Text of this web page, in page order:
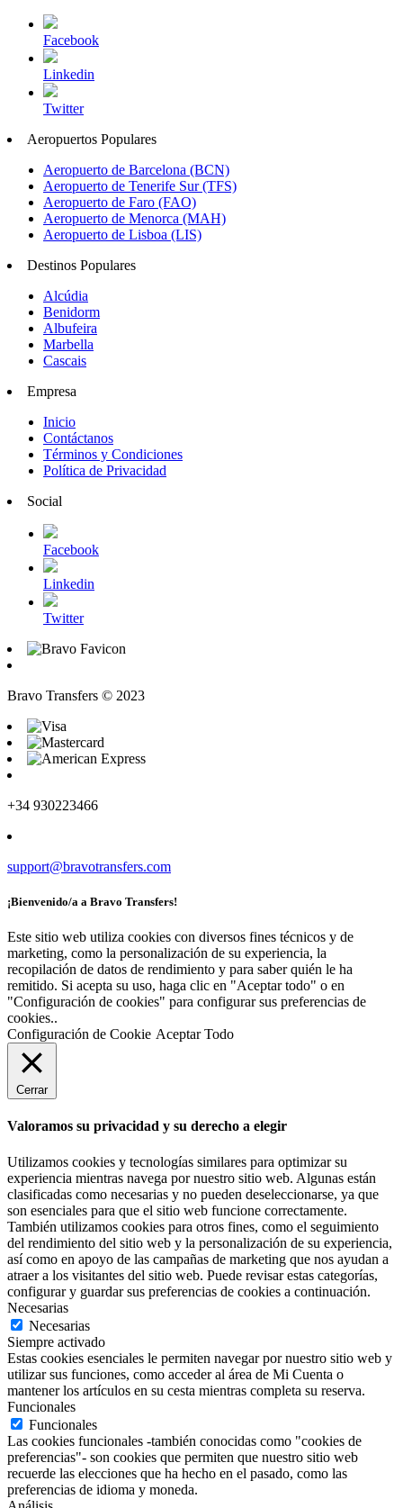
Facebook
Linkedin
Twitter
Aeropuertos Populares
Aeropuerto de Barcelona (BCN)
Aeropuerto de Tenerife Sur (TFS)
Aeropuerto de Faro (FAO)
Aeropuerto de Menorca (MAH)
Aeropuerto de Lisboa (LIS)
Destinos Populares
Alcúdia
Benidorm
Albufeira
Marbella
Cascais
Empresa
Inicio
Contáctanos
Términos y Condiciones
Política de Privacidad
Social
Facebook
Linkedin
Twitter
Bravo Transfers © 2023
+34 930223466
support@bravotransfers.com
¡Bienvenido/a a Bravo Transfers!
Este sitio web utiliza cookies con diversos fines técnicos y de
marketing, como la personalización de su experiencia, la
recopilación de datos de rendimiento y para saber quién le ha
remitido. Si acepta su uso, haga clic en "Aceptar todo" o en
"Configuración de cookies" para configurar sus preferencias de
cookies..
Configuración de Cookie Aceptar Todo
Cerrar
Valoramos su privacidad y su derecho a elegir
Utilizamos cookies y tecnologías similares para optimizar su
experiencia mientras navega por nuestro sitio web. Algunas están
clasificadas como necesarias y no pueden deseleccionarse, ya que
son esenciales para que el sitio web funcione correctamente.
También utilizamos cookies para otros fines, como el seguimiento
del rendimiento del sitio web y la personalización de su experiencia,
así como en apoyo de las campañas de marketing que nos ayudan a
atraer a los visitantes del sitio web. Puede revisar estas categorías,
configurar y guardar sus preferencias de cookies a continuación.
Necesarias
Necesarias
Siempre activado
Estas cookies esenciales le permiten navegar por nuestro sitio web y
utilizar sus funciones, como acceder al área de Mi Cuenta o
mantener los artículos en su cesta mientras completa su reserva.
Funcionales
Funcionales
Las cookies funcionales -también conocidas como "cookies de
preferencias"- son cookies que permiten que nuestro sitio web
recuerde las elecciones que ha hecho en el pasado, como las
preferencias de idioma y moneda.